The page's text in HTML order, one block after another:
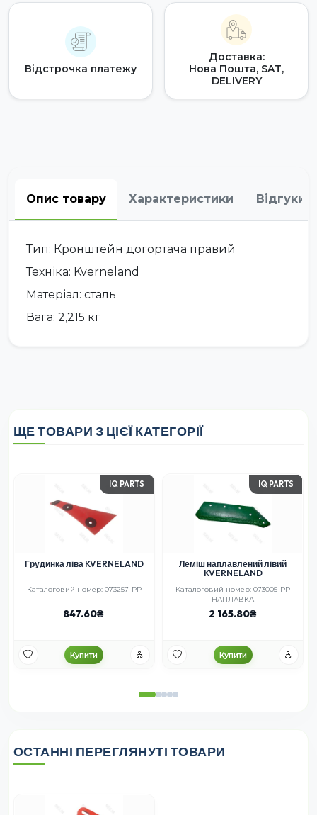
Відстрочка платежу
Доставка:
Нова Пошта, SAT,
DELIVERY
Опис товару Характеристики Відгуки
Тип: Кронштейн догортача правий
Техніка: Kverneland
Матеріал: сталь
Вага: 2,215 кг
ЩЕ ТОВАРИ З ЦІЄЇ КАТЕГОРІЇ
IQ PARTS
Грудинка ліва KVERNELAND
Каталоговий номер: 073257-PP
847.60
Купити
IQ PARTS
Леміш наплавлений лівий
KVERNELAND
Каталоговий номер: 073005-РР
НАПЛАВКА
2 165.80
Купити
ОСТАННІ ПЕРЕГЛЯНУТІ ТОВАРИ